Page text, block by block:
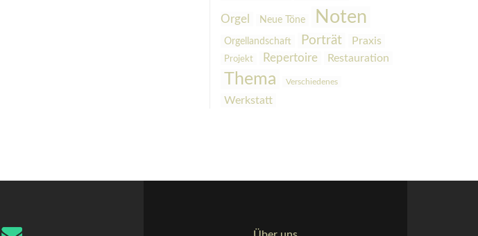
Orgel Neue Töne Noten
Orgellandschaft Porträt Praxis
Projekt Repertoire Restauration
Thema Verschiedenes
Werkstatt